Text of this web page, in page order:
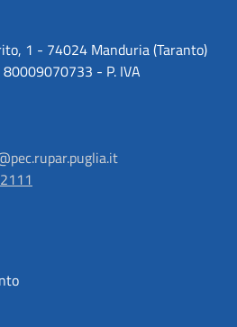
1 - 74024 Manduria (Taranto)
80009070733 - P. IVA